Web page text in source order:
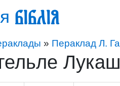
Біблія
» Пераклад Л.